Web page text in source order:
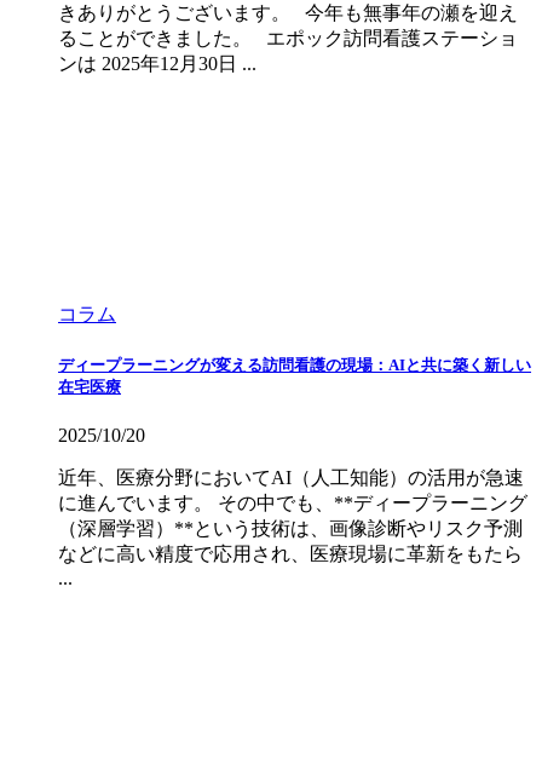
きありがとうございます。 今年も無事年の瀬を迎え
ることができました。 エポック訪問看護ステーショ
ンは 2025年12月30日 ...
コラム
ディープラーニングが変える訪問看護の現場：AIと共に築く新しい
在宅医療
2025/10/20
近年、医療分野においてAI（人工知能）の活用が急速
に進んでいます。 その中でも、**ディープラーニング
（深層学習）**という技術は、画像診断やリスク予測
などに高い精度で応用され、医療現場に革新をもたら
...